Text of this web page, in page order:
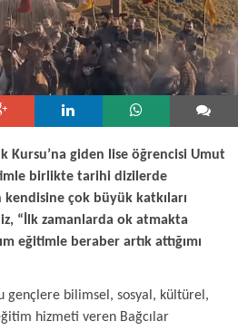
Kursu’na giden lise öğrencisi Umut
birlikte tarihi dizilerde
kendisine çok büyük katkıları
“İlk zamanlarda ok atmakta
eğitimle beraber artık attığımı
gençlere bilimsel, sosyal, kültürel,
hizmeti veren Bağcılar